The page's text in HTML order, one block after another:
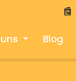
Blog